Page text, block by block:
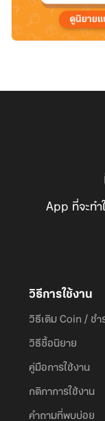
App ที่จะท
วิธีการใช้งาน
วิธีเติม Coin / ชำ
วิธีซื้อนิยาย
คู่มือการใช้งาน
กติกาการใช้งาน
คำถามที่พบบ่อย